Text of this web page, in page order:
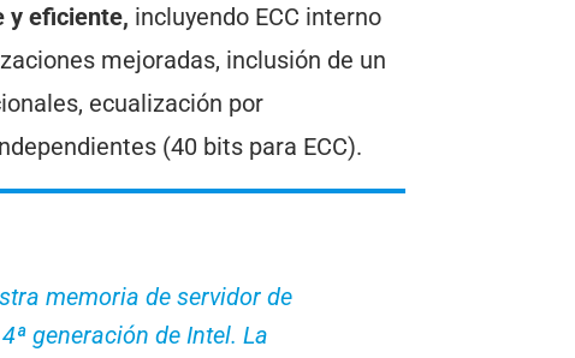
y eficiente, incluyendo ECC interno
mejoradas, inclusión de un
ecualización por
(40 bits para ECC).
memoria de servidor de
generación de Intel. La